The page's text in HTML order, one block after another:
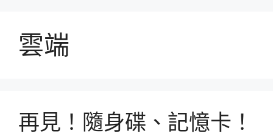
雲端
再見！隨身碟、記憶卡！